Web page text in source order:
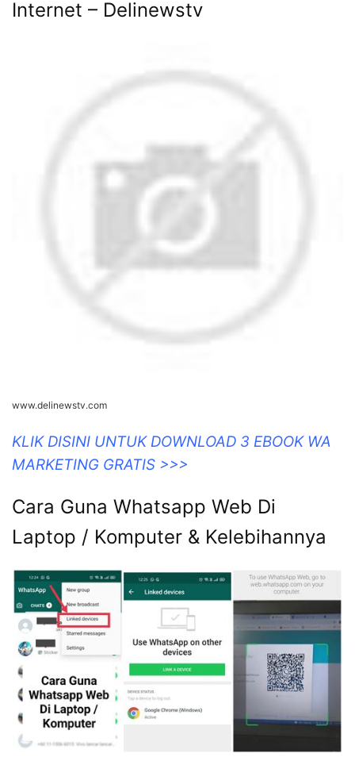
KLIK DISINI UNTUK DOWNLOAD 3 EBOOK WA
Cara Menggunakan Airdroid Tanpa
Internet – Delinewstv
www.delinewstv.com
KLIK DISINI UNTUK DOWNLOAD 3 EBOOK WA
Cara Guna Whatsapp Web Di
Laptop / Komputer & Kelebihannya